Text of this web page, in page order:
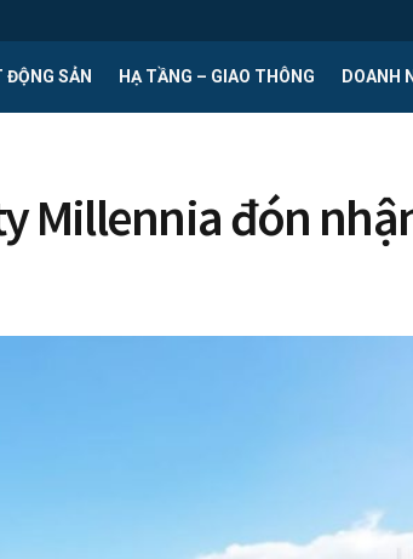
ĐỘNG SẢN HẠ TẦNG – GIAO THÔNG DOANH
Millennia đón